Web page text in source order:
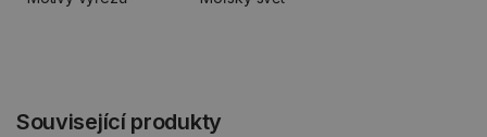
Související produkty